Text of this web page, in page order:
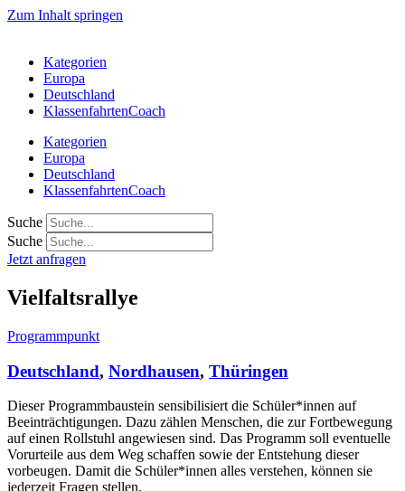
Zum Inhalt springen
Kategorien
Europa
Deutschland
KlassenfahrtenCoach
Kategorien
Europa
Deutschland
KlassenfahrtenCoach
Suche
Suche
Jetzt anfragen
Vielfaltsrallye
Programmpunkt
Deutschland, Nordhausen, Thüringen
Dieser Programmbaustein sensibilisiert die Schüler*innen auf
Beeinträchtigungen. Dazu zählen Menschen, die zur Fortbewegung
auf einen Rollstuhl angewiesen sind. Das Programm soll eventuelle
Vorurteile aus dem Weg schaffen sowie der Entstehung dieser
vorbeugen. Damit die Schüler*innen alles verstehen, können sie
jederzeit Fragen stellen.